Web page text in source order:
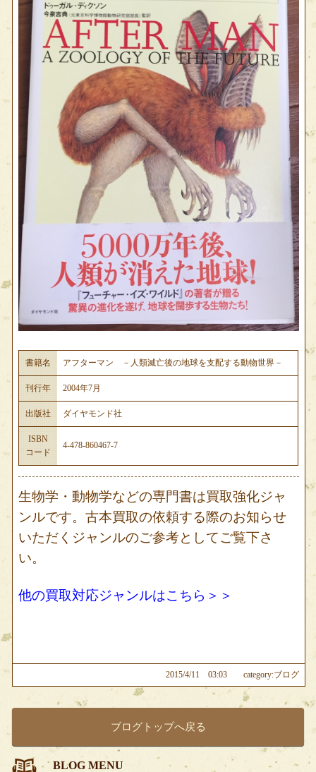
書籍名 アフターマン －人類滅亡後の地球を支配する動物世界－
刊行年 2004年7月
出版社 ダイヤモンド社
ISBN
コード
4-478-860467-7
生物学・動物学などの専門書は買取強化ジャ
ンルです。古本買取の依頼する際のお知らせ
いただくジャンルのご参考としてご覧下さ
い。
他の買取対応ジャンルはこちら＞＞
category:ブログ
2015/4/11 03:03
ブログトップへ戻る
BLOG MENU